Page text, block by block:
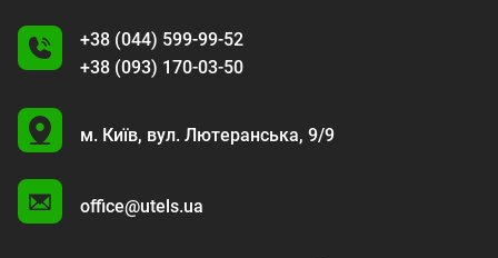
+38 (044) 599-99-52
+38 (093) 170-03-50
U
м. Київ, вул. Лютеранська, 9/9
office@utels.ua